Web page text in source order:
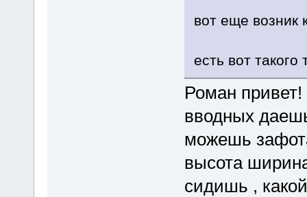
вот еще возник
есть вот такого
Роман
вводных
можешь
высота
сидишь ,